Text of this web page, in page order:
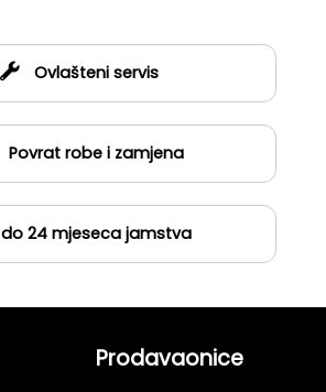
Ovlašteni servis
Povrat robe i zamjena
do 24 mjeseca jamstva
Prodavaonice